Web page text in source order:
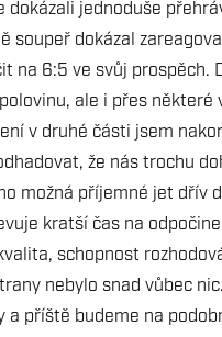
jednoduše
soupeř dokázal
na 6:5 ve svůj prospěch.
ale i přes některé
v druhé části jsem
že nás trochu
možná příjemné jet dřív
kratší čas na
schopnost
nebylo snad vůbec
příště budeme na